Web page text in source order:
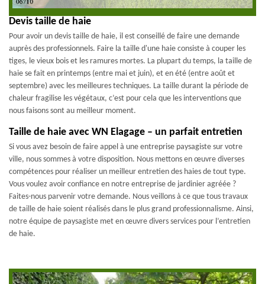
Devis taille de haie
Pour avoir un devis taille de haie, il est conseillé de faire une demande
auprès des professionnels. Faire la taille d'une haie consiste à couper les
tiges, le vieux bois et les ramures mortes. La plupart du temps, la taille de
haie se fait en printemps (entre mai et juin), et en été (entre août et
septembre) avec les meilleures techniques. La taille durant la période de
chaleur fragilise les végétaux, c’est pour cela que les interventions que
nous faisons sont au meilleur moment.
Taille de haie avec WN Elagage – un parfait entretien
Si vous avez besoin de faire appel à une entreprise paysagiste sur votre
ville, nous sommes à votre disposition. Nous mettons en œuvre diverses
compétences pour réaliser un meilleur entretien des haies de tout type.
Vous voulez avoir confiance en notre entreprise de jardinier agréée ?
Faites-nous parvenir votre demande. Nous veillons à ce que tous travaux
de taille de haie soient réalisés dans le plus grand professionnalisme. Ainsi,
notre équipe de paysagiste met en œuvre divers services pour l’entretien
de haie.